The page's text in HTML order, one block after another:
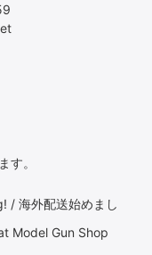
す。
/ 海外配送始めまし
Model Gun Shop